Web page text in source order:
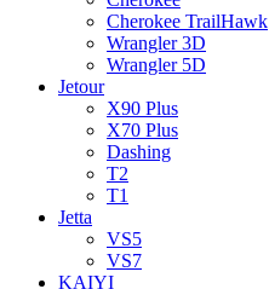
Cherokee TrailHawk
Wrangler 3D
Wrangler 5D
Jetour
X90 Plus
X70 Plus
Dashing
T2
T1
Jetta
VS5
VS7
KAIYI